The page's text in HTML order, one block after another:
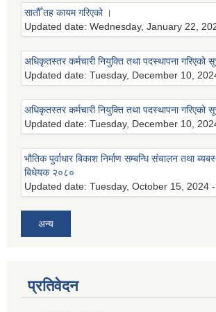
सातौँ तह कायम गरिएको ।
Updated date: Wednesday, January 22,
अधिकृतस्तर कर्मचारी नियुक्ति तथा पदस्थापना गरिएको
Updated date: Tuesday, December 10,
अधिकृतस्तर कर्मचारी नियुक्ति तथा पदस्थापना गरिएको
Updated date: Tuesday, December 10,
भौतिक पुर्वाधार बिकाश निर्माण सम्बन्धि संचालन तथा
बिधेयक २०८०
Updated date: Tuesday, October 15, 2024
अन्य
प्रतिवेदन